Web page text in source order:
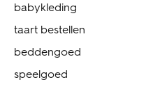
babykleding
taart bestellen
beddengoed
speelgoed